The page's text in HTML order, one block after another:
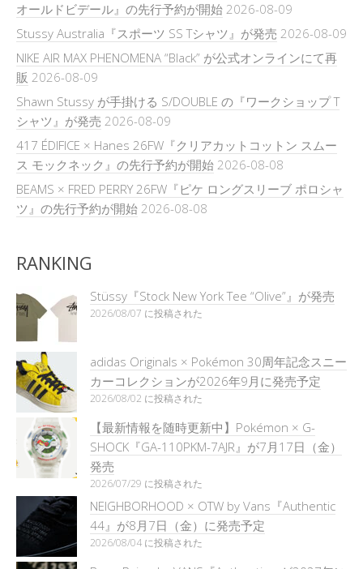
オールドビデール』の先行予約が開始 2026-08-09
Stussy Australia『スポーツ SS Tシャツ』が発売 2026-08-09
NIKE AIR MAX PHENOMENA “Black” が公式オンラインにて再
販 2026-08-09
Shawn Stussy が手掛ける S/DOUBLE の『ワークショップ T
シャツ』が発売 2026-08-09
417 ÉDIFICE × Hanes 26FW『クリアカットコットン スムー
ス モックネック』の先行予約が開始 2026-08-08
BEAMS × FRED PERRY 26FW『ピケ ロングスリーブ ポロシャ
ツ』の先行予約が開始 2026-08-08
RANKING
Stüssy『Stock New York Tee “Olive”』が発売
2026/08/07 に投稿された
adidas Originals × Pokémon 30周年記念スニー
カーコレクションが2026年9月に発売予定
2026/08/02 に投稿された
【最新情報を随時更新中】Pokémon × G-
SHOCK『GA-110PKM-7AJR』が7月17日（金）
発売
2026/07/29 に投稿された
NEIGHBORHOOD × OTW by Vans『Authentic
44』が8月7日（金）に発売予定
2026/08/04 に投稿された